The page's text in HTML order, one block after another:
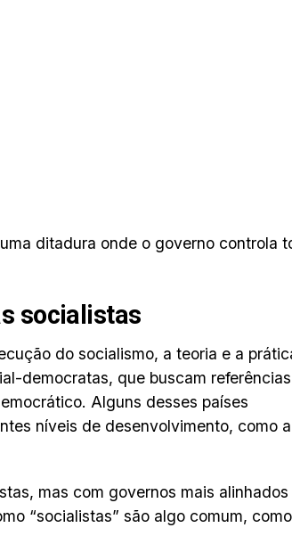
ditadura onde o governo controla
socialistas
do socialismo, a teoria e a
democratas, que buscam referências
Alguns desses países
níveis de desenvolvimento, como a
mas com governos mais alinhados
“socialistas” são algo comum,